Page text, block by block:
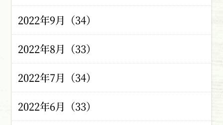
2022年9月（34）
2022年8月（33）
2022年7月（34）
2022年6月（33）